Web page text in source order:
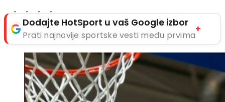
Dodajte HotSport u vaš Google izbor
Prati najnovije sportske vesti među prvima
+